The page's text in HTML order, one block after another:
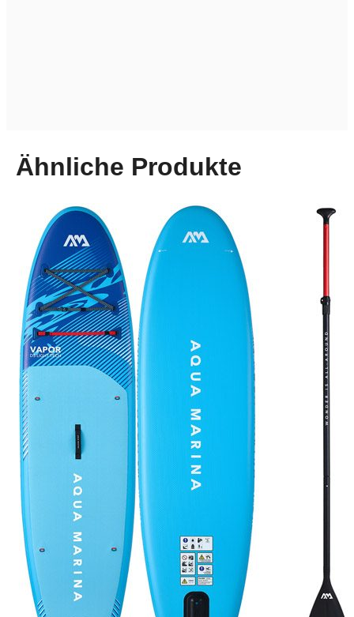
Ähnliche Produkte